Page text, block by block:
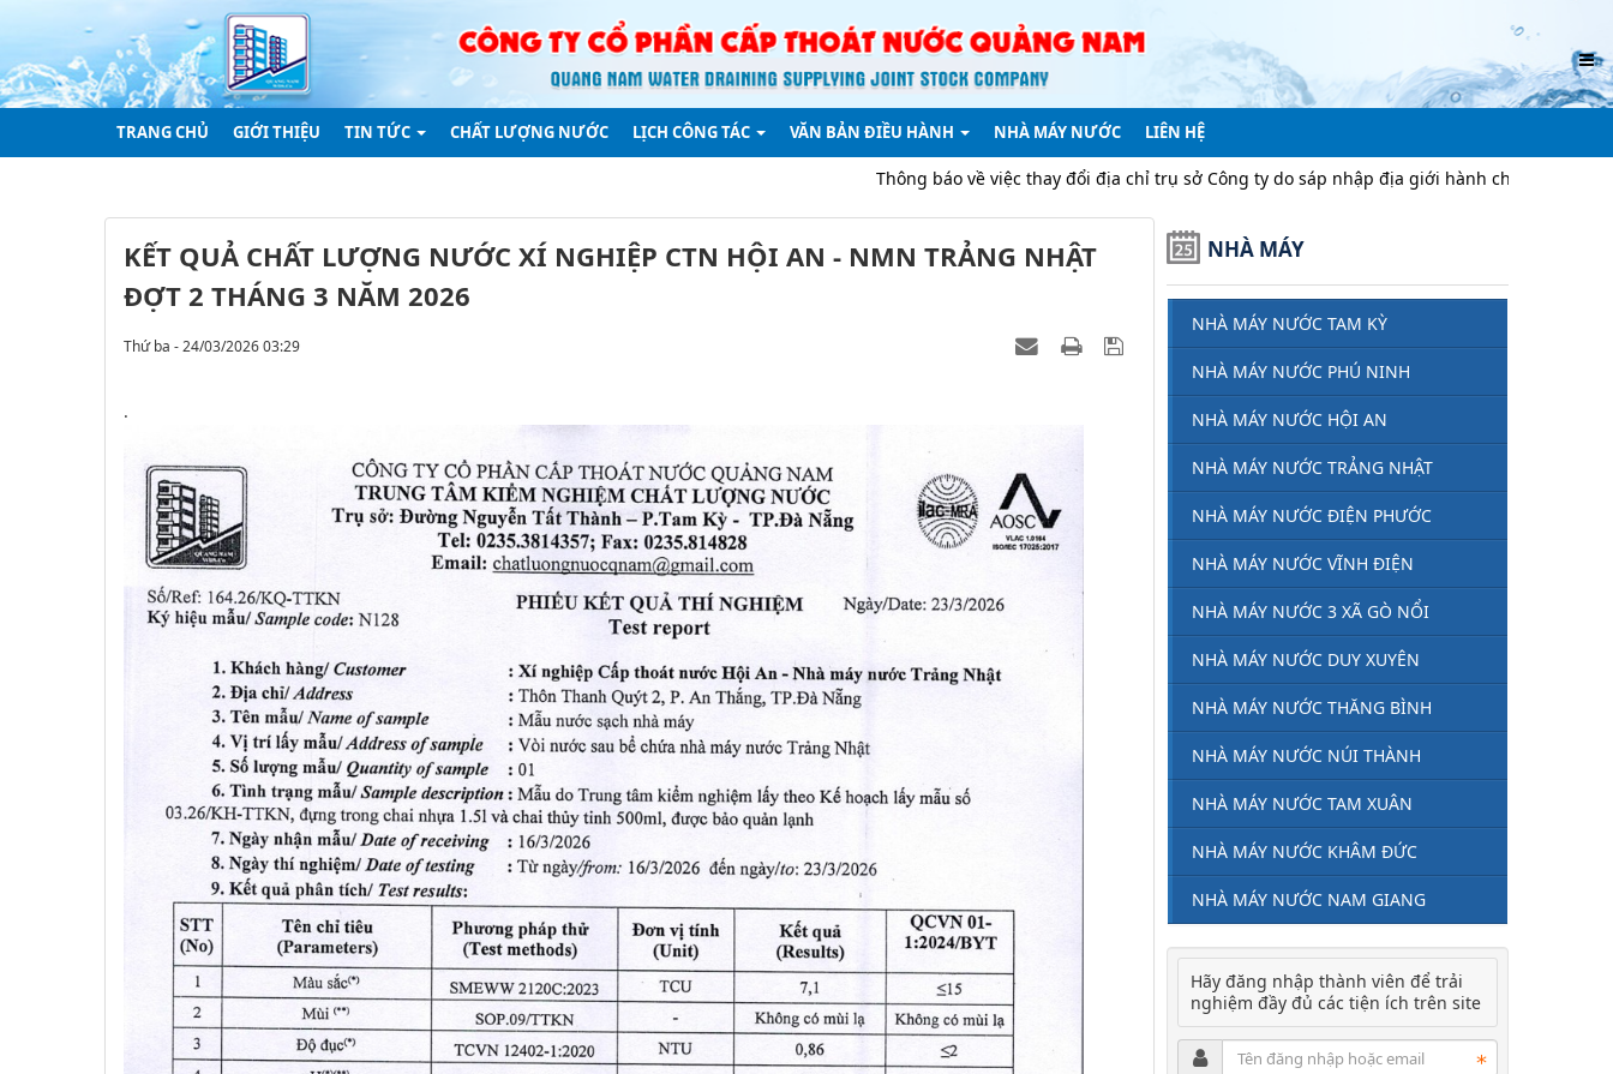
TRANG CHỦ GIỚI THIỆU TIN TỨC CHẤT LƯỢNG NƯỚC LỊCH CÔNG TÁC VĂN BẢN ĐIỀU HÀNH NHÀ MÁY NƯỚC LIÊN HỆ
Thông báo về việc thay đổi địa chỉ trụ sở Công ty do sáp nhập địa giới hành chính Thông báo v/v điều chỉnh
KẾT QUẢ CHẤT LƯỢNG NƯỚC XÍ NGHIỆP CTN HỘI AN - NMN TRẢNG NHẬT
ĐỢT 2 THÁNG 3 NĂM 2026
Thứ ba - 24/03/2026 03:29
.
NHÀ MÁY
NHÀ MÁY NƯỚC TAM KỲ
NHÀ MÁY NƯỚC PHÚ NINH
NHÀ MÁY NƯỚC HỘI AN
NHÀ MÁY NƯỚC TRẢNG NHẬT
NHÀ MÁY NƯỚC ĐIỆN PHƯỚC
NHÀ MÁY NƯỚC VĨNH ĐIỆN
NHÀ MÁY NƯỚC 3 XÃ GÒ NỔI
NHÀ MÁY NƯỚC DUY XUYÊN
NHÀ MÁY NƯỚC THĂNG BÌNH
NHÀ MÁY NƯỚC NÚI THÀNH
NHÀ MÁY NƯỚC TAM XUÂN
NHÀ MÁY NƯỚC KHÂM ĐỨC
NHÀ MÁY NƯỚC NAM GIANG
Hãy đăng nhập thành viên để trải
nghiệm đầy đủ các tiện ích trên site